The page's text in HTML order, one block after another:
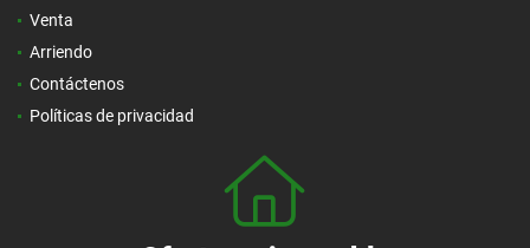
Venta
Arriendo
Contáctenos
Políticas de privacidad